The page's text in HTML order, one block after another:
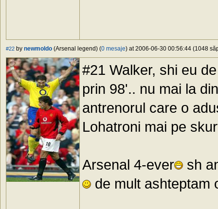
#22 by newmoldo (Arsenal legend) (0 mesaje) at 2006-06-30 00:56:44 (1048
#21 Walker, shi eu
prin 98'.. nu mai la
antrenorul care o
Lohatroni mai pe
Arsenal 4-ever
sh
de mult